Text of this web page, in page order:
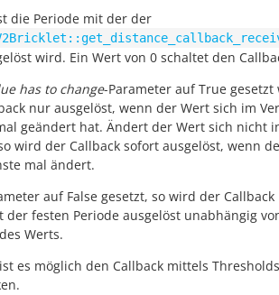
die Periode mit der der
wird. Ein Wert von 0 schaltet den
has to change-Parameter auf True gesetzt
nur ausgelöst, wenn der Wert sich im
geändert hat. Ändert der Wert sich nicht
wird der Callback sofort ausgelöst, wenn
mal ändert.
auf False gesetzt, so wird der Callback
festen Periode ausgelöst unabhängig
Werts.
es möglich den Callback mittels Thresholds